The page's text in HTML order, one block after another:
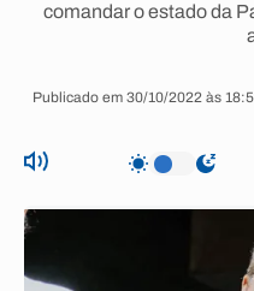
comandar o estado da
Publicado em 30/10/2022 às